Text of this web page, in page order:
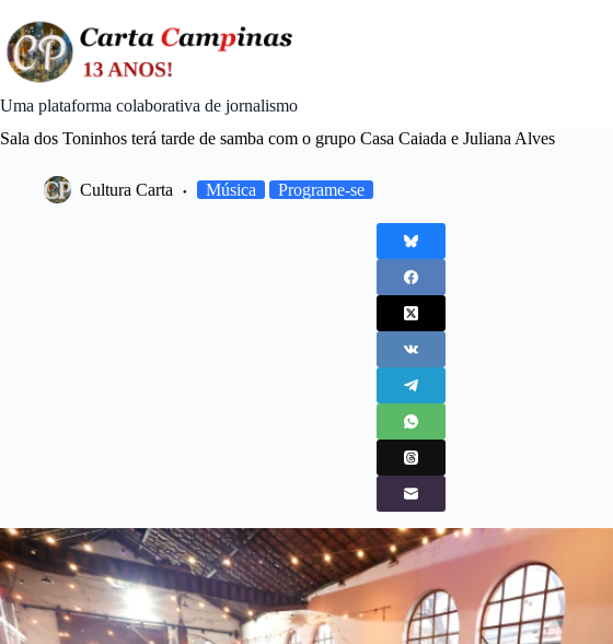
content
Uma plataforma colaborativa de jornalismo
Sala dos Toninhos terá tarde de samba com o grupo Casa Caiada e Juliana Alves
Cultura Carta Música Programe-se